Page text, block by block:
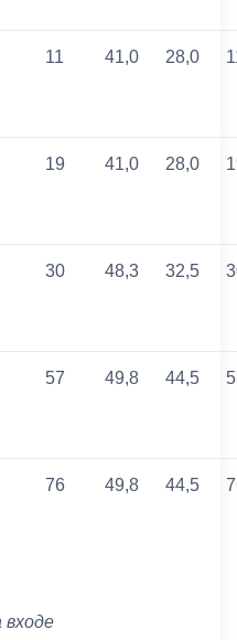
11 41,0 28,0
19 41,0 28,0
30 48,3 32,5
57 49,8 44,5
76 49,8 44,5
входе